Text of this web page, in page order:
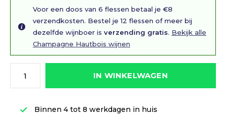
Voor een doos van 6 flessen betaal je €8
verzendkosten. Bestel je 12 flessen of meer bij
dezelfde wijnboer is verzending gratis. Bekijk alle
Champagne Hautbois wijnen
IN WINKELWAGEN
Binnen 4 tot 8 werkdagen in huis